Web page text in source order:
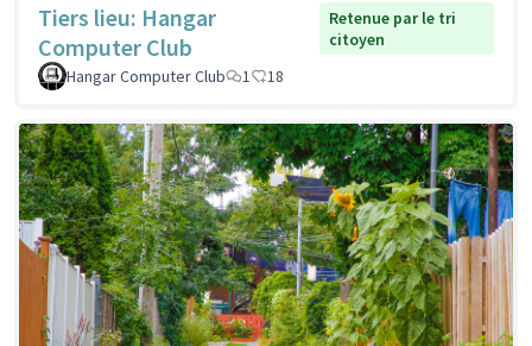
Tiers lieu: Hangar
Computer Club
Retenue par le tri
citoyen
Hangar Computer Club
1 18